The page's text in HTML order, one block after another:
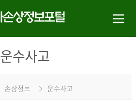
운수사고
손상정보 운수사고